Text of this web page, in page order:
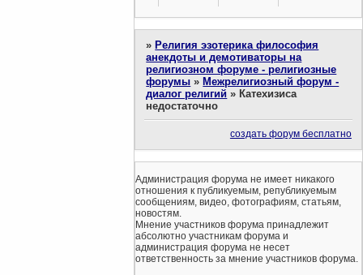
» Религия эзотерика философия
анекдоты и демотиваторы на
религиозном форуме - религиозные
форумы » Межрелигиозный форум -
диалог религий » Катехизиса
недостаточно
создать форум бесплатно
Администрация форума не имеет никакого
отношения к публикуемым, републикуемым
сообщениям, видео, фотографиям, статьям,
новостям.
Мнение участников форума принадлежит
абсолютно участникам форума и
администрация форума не несет
ответственность за мнение участников форума.